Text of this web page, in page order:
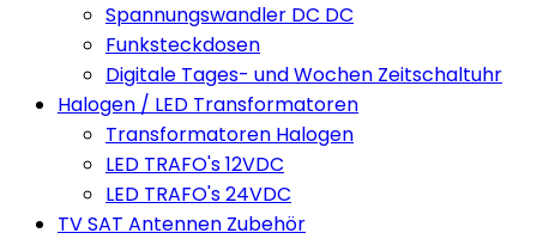
Spannungswandler DC DC
Funksteckdosen
Digitale Tages- und Wochen Zeitschaltuhr
Halogen / LED Transformatoren
Transformatoren Halogen
LED TRAFO's 12VDC
LED TRAFO's 24VDC
TV SAT Antennen Zubehör